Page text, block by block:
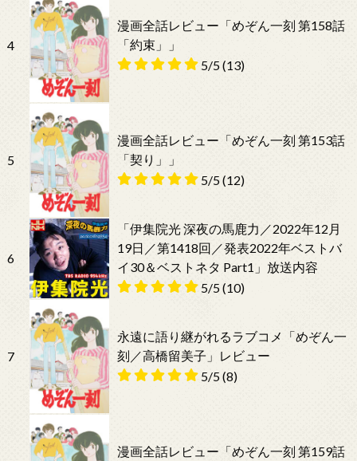
4
漫画全話レビュー「めぞん一刻 第158話
「約束」」
5/5(13)
5
漫画全話レビュー「めぞん一刻 第153話
「契り」」
5/5(12)
6
「伊集院光 深夜の馬鹿力／2022年12月
19日／第1418回／発表2022年ベストバ
イ30＆ベストネタ Part1」放送内容
5/5(10)
7
永遠に語り継がれるラブコメ「めぞん一
刻／高橋留美子」レビュー
5/5(8)
漫画全話レビュー「めぞん一刻 第159話